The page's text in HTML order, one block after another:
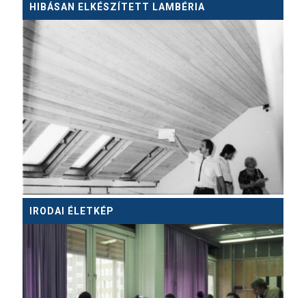
HIBÁSAN ELKÉSZÍTETT LAMBÉRIA
IRODAI ÉLETKÉP